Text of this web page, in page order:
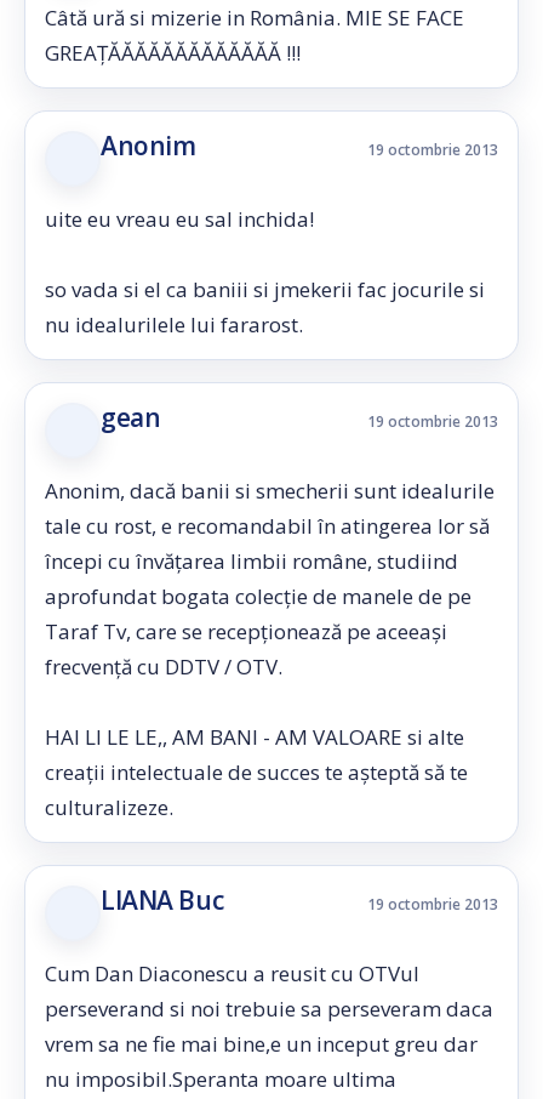
Câtă ură si mizerie in România. MIE SE FACE
GREAȚĂĂĂĂĂĂĂĂĂĂĂĂĂ !!!
Anonim 19 octombrie 2013
uite eu vreau eu sal inchida!
so vada si el ca baniii si jmekerii fac jocurile si
nu idealurilele lui fararost.
gean 19 octombrie 2013
Anonim, dacă banii si smecherii sunt idealurile
tale cu rost, e recomandabil în atingerea lor să
începi cu învățarea limbii române, studiind
aprofundat bogata colecție de manele de pe
Taraf Tv, care se recepționează pe aceeași
frecvență cu DDTV / OTV.
HAI LI LE LE,, AM BANI - AM VALOARE si alte
creații intelectuale de succes te așteptă să te
culturalizeze.
LIANA Buc 19 octombrie 2013
Cum Dan Diaconescu a reusit cu OTVul
perseverand si noi trebuie sa perseveram daca
vrem sa ne fie mai bine,e un inceput greu dar
nu imposibil.Speranta moare ultima